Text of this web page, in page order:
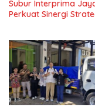
Subur Interprima
Perkuat Sinergi